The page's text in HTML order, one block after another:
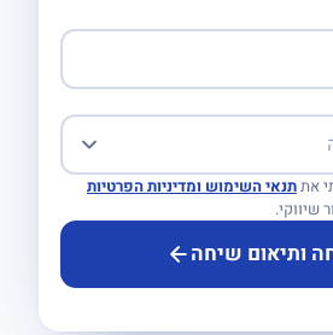
אתתנאי השימוש ומדיניות הפרטיות
שיווקי.
ותיאום שיחה